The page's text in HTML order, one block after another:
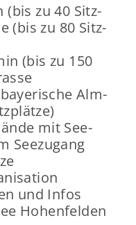
(bis zu 40 Sitz­
(bis zu 80 Sitz­
(bis zu 150
Alm­
mit See­
See­zu­gang
und Infos
Ho­hen­fel­den